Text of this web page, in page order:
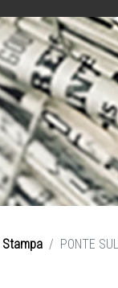
PONTE